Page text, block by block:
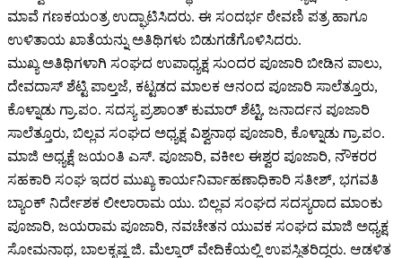
ಮಾವೆ ಗಣಕಯಂತ್ರ ಉದ್ಘಾಟಿಸಿದರು. ಈ ಸಂದರ್ಭ ಠೇವಣಿ ಪತ್ರ ಹಾಗೂ
ಉಳಿತಾಯ ಖಾತೆಯನ್ನು ಅತಿಥಿಗಳು ಬಿಡುಗಡೆಗೊಳಿಸಿದರು.
ಮುಖ್ಯ ಅತಿಥಿಗಳಾಗಿ ಸಂಘದ ಉಪಾಧ್ಯಕ್ಷ ಸುಂದರ ಪೂಜಾರಿ ಬೀಡಿನ ಪಾಲು,
ದೇವದಾಸ್ ಶೆಟ್ಟಿ ಪಾಲ್ತಜೆ, ಕಟ್ಟಡದ ಮಾಲಕ ಆನಂದ ಪೂಜಾರಿ ಸಾಲೆತ್ತೂರು,
ಕೊಳ್ನಾಡು ಗ್ರಾ.ಪಂ. ಸದಸ್ಯ ಪ್ರಶಾಂತ್ ಕುಮಾರ್ ಶೆಟ್ಟಿ, ಜನಾರ್ದನ ಪೂಜಾರಿ
ಸಾಲೆತ್ತೂರು, ಬಿಲ್ಲವ ಸಂಘದ ಅಧ್ಯಕ್ಷ ವಿಶ್ವನಾಥ ಪೂಜಾರಿ, ಕೊಳ್ನಾಡು ಗ್ರಾ.ಪಂ.
ಮಾಜಿ ಅಧ್ಯಕ್ಷೆ ಜಯಂತಿ ಎಸ್. ಪೂಜಾರಿ, ವಕೀಲ ಈಶ್ವರ ಪೂಜಾರಿ, ನೌಕರರ
ಸಹಕಾರಿ ಸಂಘ ಇದರ ಮುಖ್ಯ ಕಾರ್ಯನಿರ್ವಾಹಣಾಧಿಕಾರಿ ಸತೀಶ್, ಭಗವತಿ
ಬ್ಯಾಂಕ್ ನಿರ್ದೇಶಕ ಲೀಲಾರಾಮ ಯು. ಬಿಲ್ಲವ ಸಂಘದ ಸದಸ್ಯರಾದ ಮಾಂಕು
ಪೂಜಾರಿ, ಜಯರಾಮ ಪೂಜಾರಿ, ನವಚೇತನ ಯುವಕ ಸಂಘದ ಮಾಜಿ ಅಧ್ಯಕ್ಷ
ಸೋಮನಾಥ, ಬಾಲಕೃಷ್ಣ ಜಿ. ಮೆಲ್ಕಾರ್ ವೇದಿಕೆಯಲ್ಲಿ ಉಪಸ್ಥಿತರಿದ್ದರು. ಆಡಳಿತ